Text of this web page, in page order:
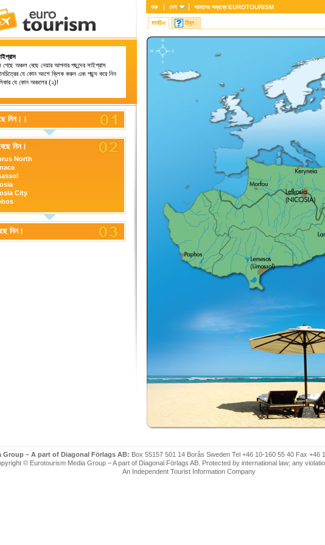
অঞ্চল বেছে নেয়ার আপনার পছন্দের সাইপ্রাস
যে কোন অংশে ক্লিক করুন এবং পছন্দ করে নিন
যে কোন অঞ্চলের (২)!
নিন।।
নিন।
North
City
নিন।
শুরু দেশ আমাদের সম্বন্ধেEUROTOURISM
মানচিএ চিহ্ন
Group – A part of Diagonal Förlags AB: Box 55157 501 14 Borås Sweden Tel +46 10-160 55 40 Fax +46
© Eurotourism Media Group – A part of Diagonal Förlags AB. Protected by international law; any
An Independent Tourist Information Company